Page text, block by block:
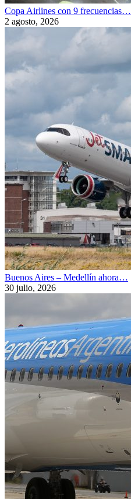
Copa Airlines con 9 frecuencias…
2 agosto, 2026
Buenos Aires – Medellín ahora…
30 julio, 2026